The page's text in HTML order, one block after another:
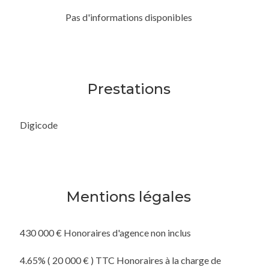
Pas d'informations disponibles
Prestations
Digicode
Mentions légales
430 000 € Honoraires d'agence non inclus
4.65% ( 20 000 € ) TTC Honoraires à la charge de